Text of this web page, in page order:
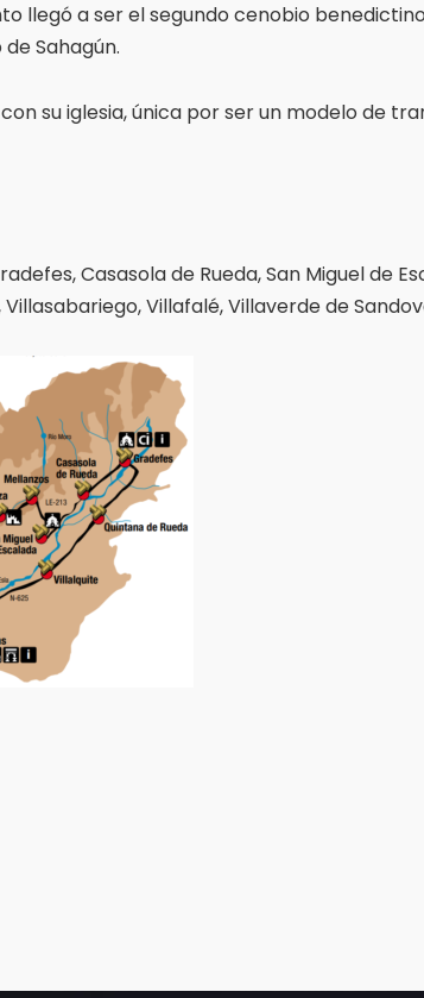
llegó a ser el segundo cenobio
Sahagún.
su iglesia, única por ser un modelo de
Casasola de Rueda, San Miguel de
Villafalé, Villaverde de